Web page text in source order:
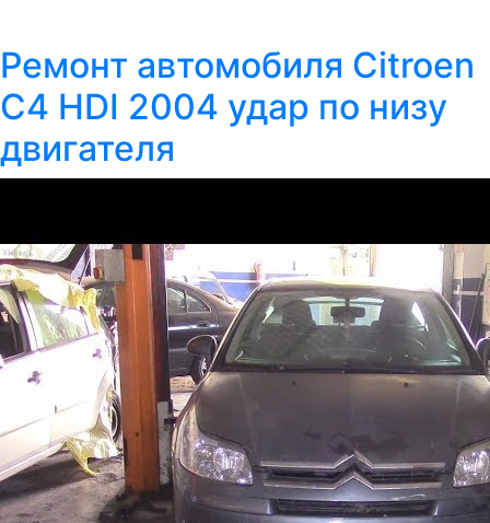
Ремонт автомобиля Citroen
C4 HDI 2004 удар по низу
двигателя